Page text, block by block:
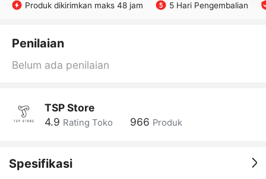
Produk dikirimkan maks 48 jam 5 Hari Pengembalian
Penilaian
Belum ada penilaian
TSP Store
4.9 Rating Toko 966 Produk
Spesifikasi